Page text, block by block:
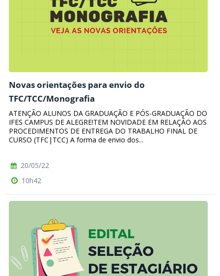
Novas orientações para envio do
TFC/TCC/Monografia
ATENÇÃO ALUNOS DA GRADUAÇÃO E PÓS-GRADUAÇÃO DO
IFES CAMPUS DE ALEGRE!TEM NOVIDADE EM RELAÇÃO AOS
PROCEDIMENTOS DE ENTREGA DO TRABALHO FINAL DE
CURSO (TFC|TCC) A forma de envio dos...
20/05/22
10h42